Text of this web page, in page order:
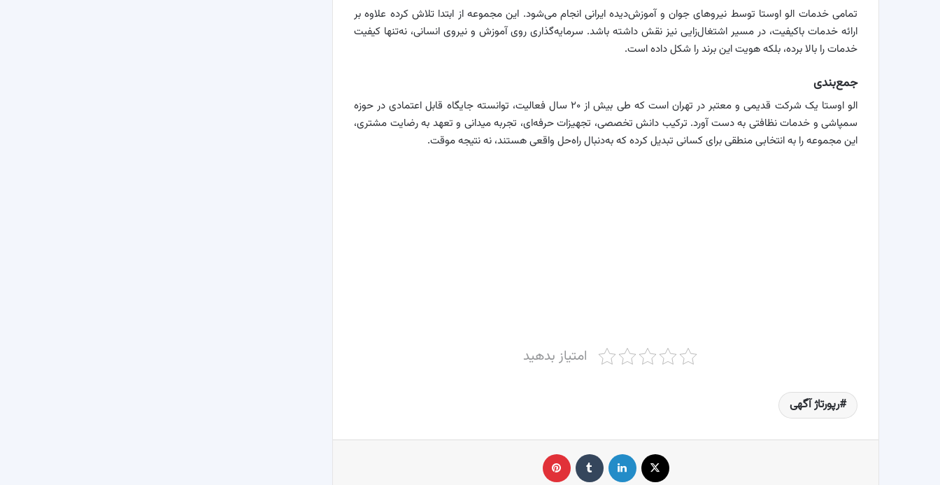
تمامی خدمات الو اوستا توسط نیروهای جوان و آموزش‌دیده ایرانی انجام می‌شود. این مجموعه از ابتدا تلاش کرده علاوه بر
ارائه خدمات باکیفیت، در مسیر اشتغال‌زایی نیز نقش داشته باشد. سرمایه‌گذاری روی آموزش و نیروی انسانی، نه‌تنها کیفیت
خدمات را بالا برده، بلکه هویت این برند را شکل داده است.
جمع‌بندی
الو اوستا یک شرکت قدیمی و معتبر در تهران است که طی بیش از ۲۰ سال فعالیت، توانسته جایگاه قابل اعتمادی در حوزه
سمپاشی و خدمات نظافتی به دست آورد. ترکیب دانش تخصصی، تجهیزات حرفه‌ای، تجربه میدانی و تعهد به رضایت مشتری،
این مجموعه را به انتخابی منطقی برای کسانی تبدیل کرده که به‌دنبال راه‌حل واقعی هستند، نه نتیجه موقت.
امتیاز بدهید
رپورتاژ آگهی
لینکدین ‫تامبلر